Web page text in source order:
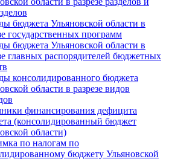
бюджета Ульяновской области в
государственных программ
бюджета Ульяновской области в
главных распорядителей бюджетных
консолидированного бюджета
области в разрезе видов
финансирования дефицита
(консолидированный бюджет
области)
по налогам по
бюджету Ульяновской